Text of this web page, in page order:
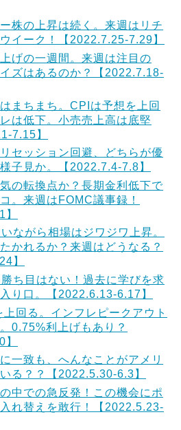
株の上昇は続く。来週はリチ
イーク！【2022.7.25-7.29】
げの一週間。来週は注目の
ズはあるのか？【2022.7.18-
まちまち。CPIは予想を上回
は低下。小売売上高は底堅
7.15】
セッション回避、どちらが優
子見か。【2022.7.4-7.8】
の転換点か？長期金利低下で
。来週はFOMC議事録！
ながら相場はジワジワ上昇。
かれるか？来週はどうなる？
】
ち目はない！過去に学びを求
り口。【2022.6.13-6.17】
回る。インフレピークアウト
0.75%利上げもあり？
一致も、へんなことがアメリ
る？？【2022.5.30-6.3】
中での急反発！この機会にポ
れ替えを敢行！【2022.5.23-